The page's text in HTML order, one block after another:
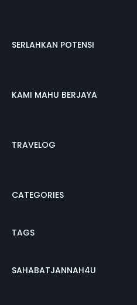
SERLAHKAN POTENSI
KAMI MAHU BERJAYA
TRAVELOG
CATEGORIES
TAGS
SAHABATJANNAH4U